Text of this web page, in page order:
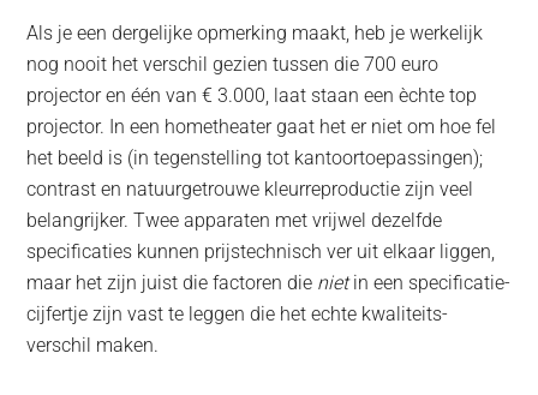
Als je een dergelijke opmerking maakt, heb je werkelijk
nog nooit het verschil gezien tussen die 700 euro
projector en één van € 3.000, laat staan een èchte top
projector. In een hometheater gaat het er niet om hoe fel
het beeld is (in tegenstelling tot kantoortoepassingen);
contrast en natuurgetrouwe kleurreproductie zijn veel
belangrijker. Twee apparaten met vrijwel dezelfde
specificaties kunnen prijstechnisch ver uit elkaar liggen,
maar het zijn juist die factoren die nietin een specificatie-
cijfertje zijn vast te leggen die het echte kwaliteits-
verschil maken.